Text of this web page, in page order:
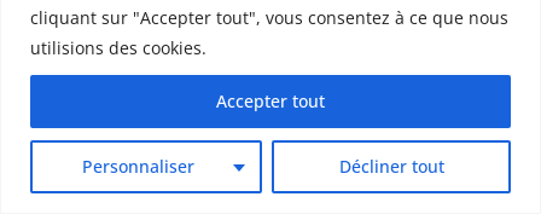
cliquant sur "Accepter tout", vous consentez à ce que nous
utilisions des cookies.
Personnaliser Décliner tout
Accepter tout
Bactéries
Bamlanivimab
Banque
Banque de France